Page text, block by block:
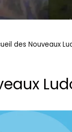
des Nouveaux